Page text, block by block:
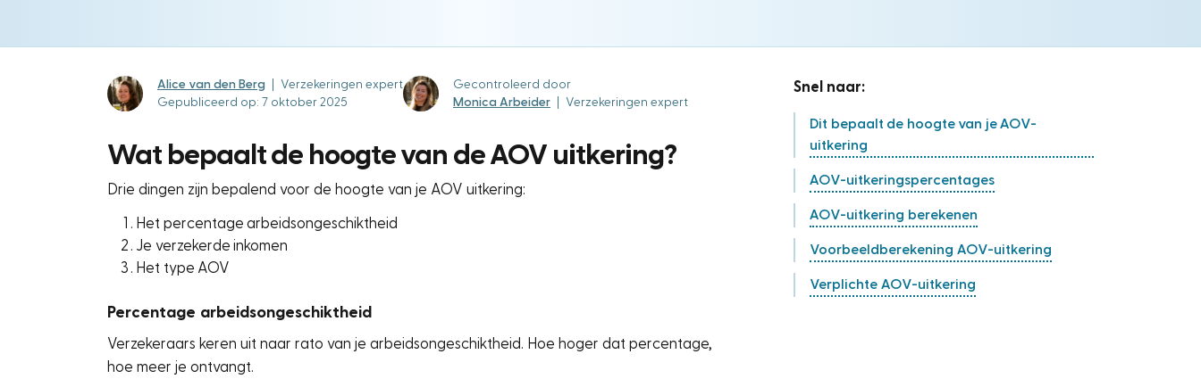
Snel naar:
Dit bepaalt de hoogte van je AOV-
uitkering
AOV-uitkeringspercentages
AOV-uitkering berekenen
Voorbeeldberekening AOV-uitkering
Verplichte AOV-uitkering
Alice van den Berg
Verzekeringen expert
Gepubliceerd op: 7 oktober 2025
Gecontroleerd door
Monica Arbeider
Verzekeringen expert
Wat bepaalt de hoogte van de AOV uitkering?
Drie dingen zijn bepalend voor de hoogte van je AOV uitkering:
Het percentage arbeidsongeschiktheid
Je verzekerde inkomen
Het type AOV
Percentage arbeidsongeschiktheid
Verzekeraars keren uit naar rato van je arbeidsongeschiktheid. Hoe hoger dat percentage,
hoe meer je ontvangt.